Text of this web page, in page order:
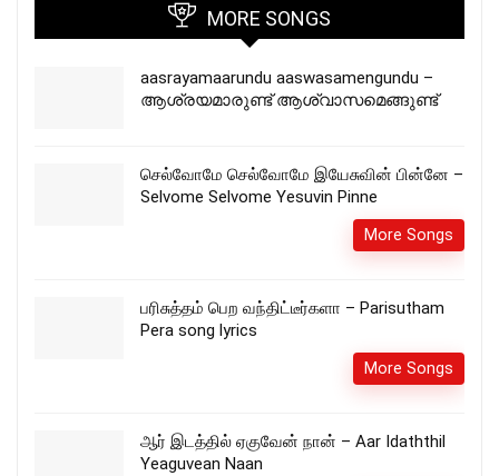
MORE SONGS
aasrayamaarundu aaswasamengundu –
ആശ്രയമാരുണ്ട് ആശ്വാസമെങ്ങുണ്ട്
செல்வோமே செல்வோமே இயேசுவின் பின்னே –
Selvome Selvome Yesuvin Pinne
More Songs
பரிசுத்தம் பெற வந்திட்டீர்களா – Parisutham
Pera song lyrics
More Songs
ஆர் இடத்தில் ஏகுவேன் நான் – Aar Idaththil
Yeaguvean Naan